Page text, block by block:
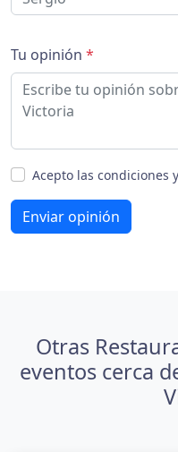
Tu opinión *
Acepto las condiciones
Enviar opinión
Otras
eventos cerca